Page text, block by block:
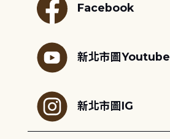
Facebook
新北市圖Youtube
新北市圖IG